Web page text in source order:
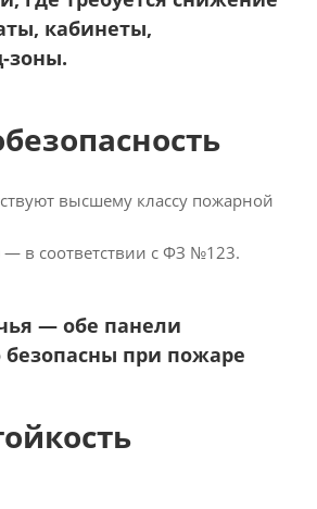
кабинеты,
зоны.
высшему классу пожарной
в соответствии с ФЗ №123.
— обе панели
при пожаре